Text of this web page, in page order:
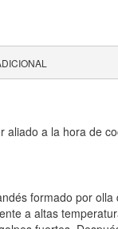
aliado a la hora de
formado por
a altas